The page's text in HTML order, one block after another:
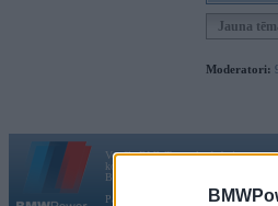
Jauna
Moderatori:
Vortāls BMWPower.lv darbojas
kopš 2002. gada 14. maija. Tas nav
BMW AG.
Par BMWPower
Kontakti | Reklāma